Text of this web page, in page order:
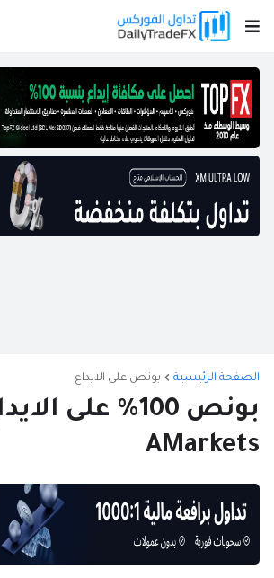
الصفحة الرئيسية بونص على الايداع
بونص 100% على
AMarkets